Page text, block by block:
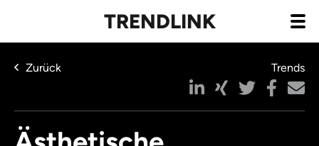
TRENDLINK
Zurück Trends